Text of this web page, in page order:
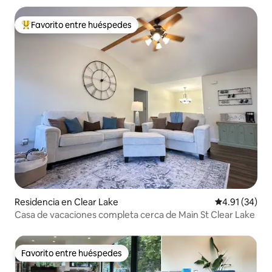
De los mejores en Favorito entre huéspedes
Favorito entre huéspedes
Residencia en Clear Lake Calificación
4.91 (34)
Casa de vacaciones completa cerca de Main St Clear Lake
Favorito entre huéspedes
Favorito entre huéspedes